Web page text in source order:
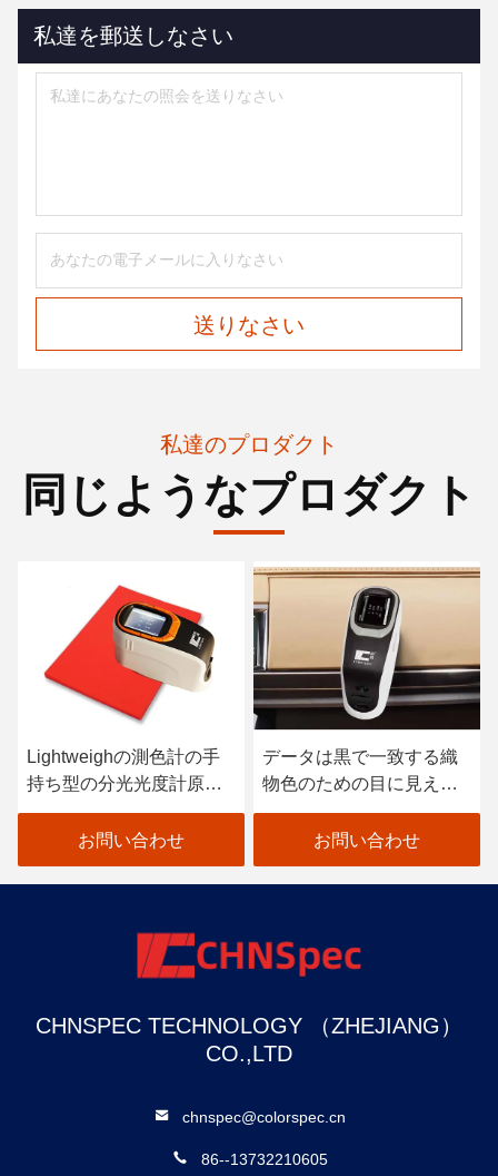
私達を郵送しなさい
送りなさい
私達のプロダクト
同じようなプロダクト
Lightweighの測色計の手
持ち型の分光光度計原子
車のペンキの走査器
お問い合わせ
データは黒で一致する織
物色のための目に見える
分光光度計を着色します
お問い合わせ
CHNSPEC TECHNOLOGY （ZHEJIANG）
CO.,LTD
chnspec@colorspec.cn
86--13732210605